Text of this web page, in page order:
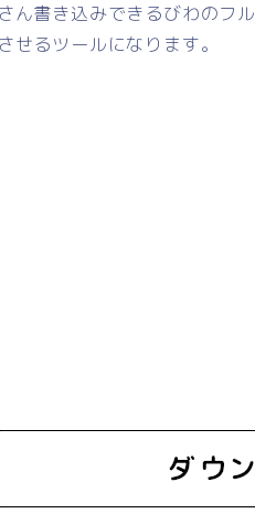
ん書き込みできるびわのフ
せるツールになります。